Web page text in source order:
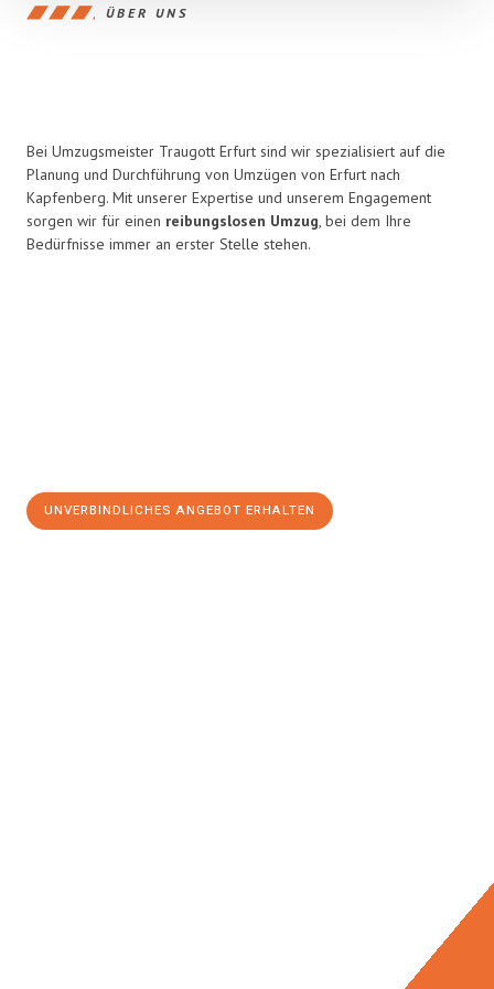
ÜBER UNS
Bei Umzugsmeister Traugott Erfurt sind wir spezialisiert auf die
Planung und Durchführung von Umzügen von Erfurt nach
Kapfenberg. Mit unserer Expertise und unserem Engagement
sorgen wir für einen reibungslosen Umzug, bei dem Ihre
Bedürfnisse immer an erster Stelle stehen.
UNVERBINDLICHES ANGEBOT ERHALTEN